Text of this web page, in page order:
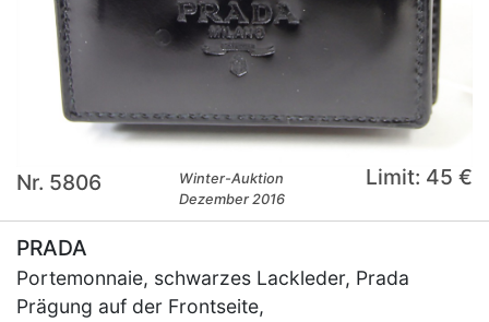
Nr. 5806
Winter-Auktion
Dezember 2016
Limit: 45 €
PRADA
Portemonnaie, schwarzes Lackleder, Prada
Prägung auf der Frontseite,